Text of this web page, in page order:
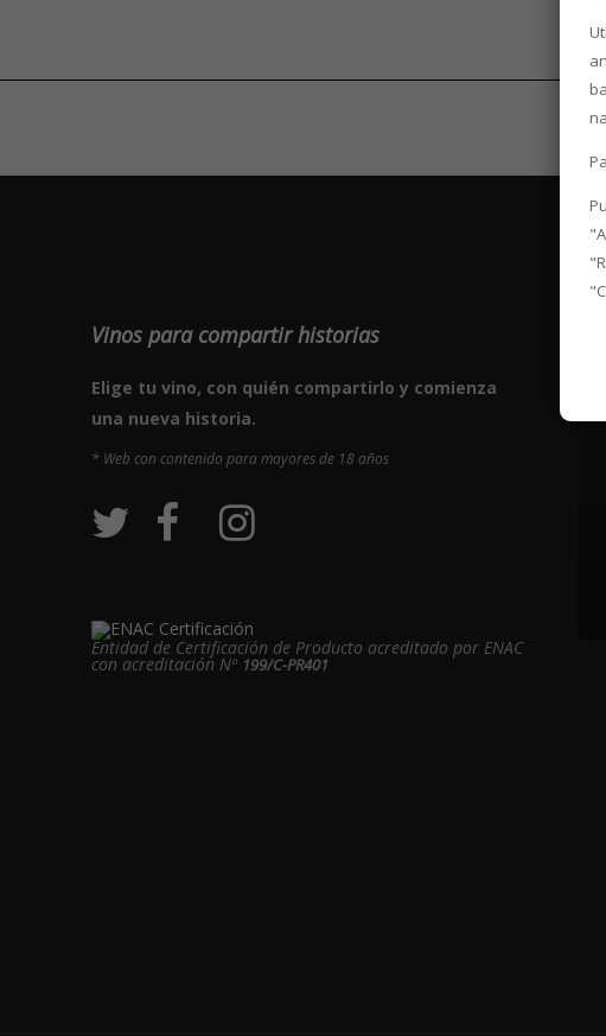
Vinos para compartir historias
Elige tu vino, con quién compartirlo y comienza
una nueva historia.
* Web con contenido para mayores de 18 años
Entidad de Certificación de Producto acreditado por ENAC
con acreditación Nº 199/C-PR401